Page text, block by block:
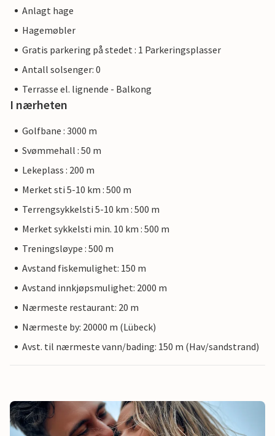
Anlagt hage
Hagemøbler
Gratis parkering på stedet : 1 Parkeringsplasser
Antall solsenger: 0
Terrasse el. lignende - Balkong
I nærheten
Golfbane : 3000 m
Svømmehall : 50 m
Lekeplass : 200 m
Merket sti 5-10 km : 500 m
Terrengsykkelsti 5-10 km : 500 m
Merket sykkelsti min. 10 km : 500 m
Treningsløype : 500 m
Avstand fiskemulighet: 150 m
Avstand innkjøpsmulighet: 2000 m
Nærmeste restaurant: 20 m
Nærmeste by: 20000 m (Lübeck)
Avst. til nærmeste vann/bading: 150 m (Hav/sandstrand)